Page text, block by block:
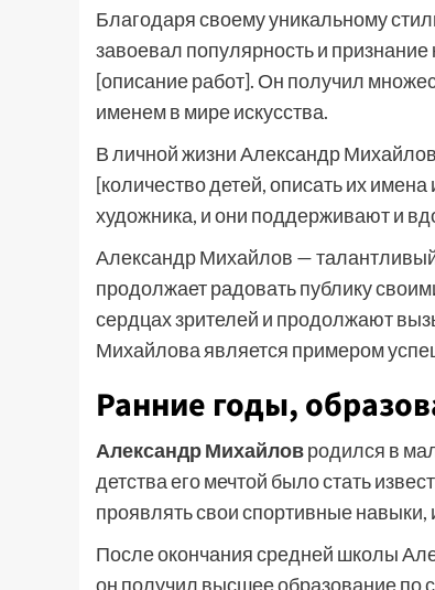
Благодаря своему уникальному
завоевал популярность и
[описание работ]. Он получил
именем в мире искусства.
В личной жизни Александр
[количество детей, описать их
художника, и они поддерживают и
Александр Михайлов —
продолжает радовать публику
сердцах зрителей и продолжают
Михайлова является примером
Ранние годы,
Александр Михайловродился в
детства его мечтой было стать
проявлять свои спортивные навыки,
После окончания средней школы
он получил высшее образование по